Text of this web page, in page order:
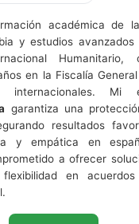
académica de
y estudios avanzados
Humanitario,
en la Fiscalía
internacionales. Mi
garantiza una
resultados
y empática en
a ofrecer
en